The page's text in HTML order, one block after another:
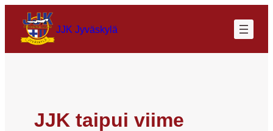
JJK Jyväskylä
JJK taipui viime